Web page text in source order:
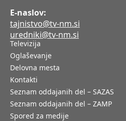
E-naslov:
tajnistvo@tv-nm.si
uredniki@tv-nm.si
Televizija
Oglaševanje
Delovna mesta
Kontakti
Seznam oddajanih del – SAZAS
Seznam oddajanih del – ZAMP
Spored za medije